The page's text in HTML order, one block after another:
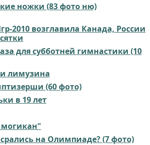
ножки (83 фото ню)
2010 возглавила Канада, России
для субботней гимнастики (10
лимузина
(60 фото)
в 19 лет
на Олимпиаде? (7 фото)